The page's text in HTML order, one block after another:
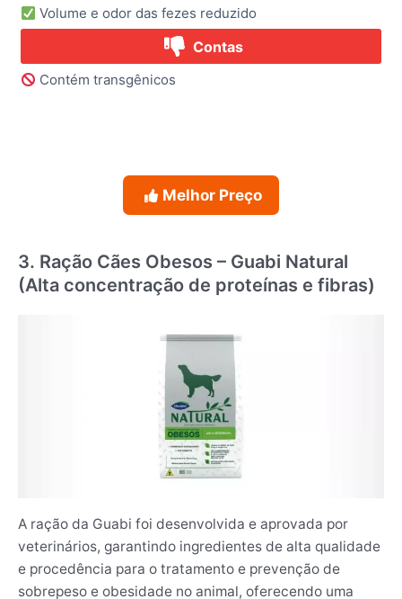
Volume e odor das fezes reduzido
Contas
Contém transgênicos
Melhor Preço
3. Ração Cães Obesos – Guabi Natural
(Alta concentração de proteínas e fibras)
A ração da Guabi foi desenvolvida e aprovada por
veterinários, garantindo ingredientes de alta qualidade
e procedência para o tratamento e prevenção de
sobrepeso e obesidade no animal, oferecendo uma